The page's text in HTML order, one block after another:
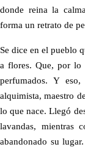
donde reina la
forma un retrato de
Se dice en el pueblo
a flores. Que, por lo
perfumados. Y
alquimista, maestro
lo que nace. Llegó
lavandas, mientras
abandonado su